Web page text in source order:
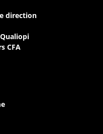
direction
CFA